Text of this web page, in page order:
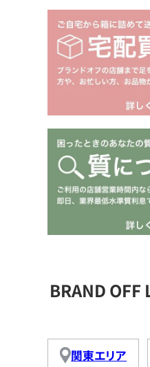
BRAND
関東エリア